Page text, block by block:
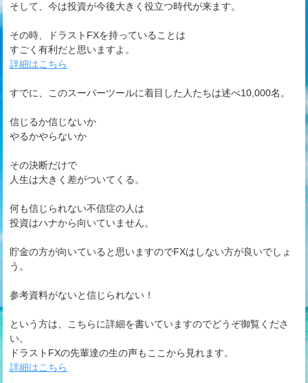
そして、今は投資が今後大きく役立つ時代が来ます。
その時、ドラストFXを持っていることは
すごく有利だと思いますよ。
詳細はこちら
すでに、このスーパーツールに着目した人たちは述べ10,000名。
信じるか信じないか
やるかやらないか
その決断だけで
人生は大きく差がついてくる。
何も信じられない不信症の人は
投資はハナから向いていません。
貯金の方が向いていると思いますのでFXはしない方が良いでしょ
う。
参考資料がないと信じられない！
という方は、こちらに詳細を書いていますのでどうぞ御覧くださ
い。
ドラストFXの先輩達の生の声もここから見れます。
詳細はこちら